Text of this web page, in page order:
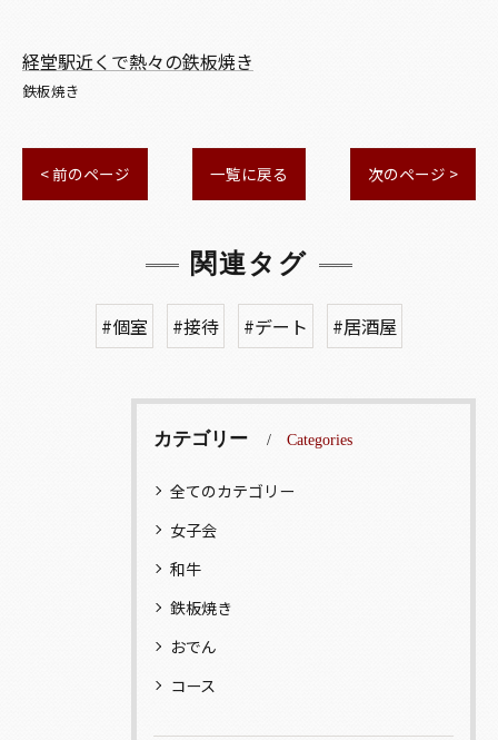
経堂駅近くで熱々の鉄板焼き
鉄板焼き
< 前のページ 一覧に戻る 次のページ >
関連タグ
#個室 #接待 #デート #居酒屋
カテゴリー Categories
全てのカテゴリー
女子会
和牛
鉄板焼き
おでん
コース